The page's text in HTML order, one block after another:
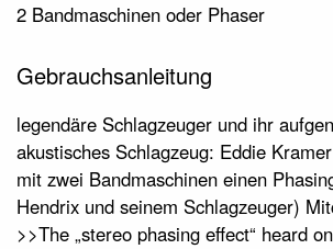
2 Bandmaschinen oder Phaser
Gebrauchsanleitung
legendäre Schlagzeuger und ihr
akustisches Schlagzeug: Eddie
mit zwei Bandmaschinen einen
Hendrix und seinem Schlagzeuger)
>>The „stereo phasing effect“ heard